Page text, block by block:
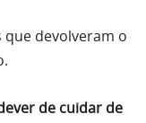
devolveram o
de cuidar de